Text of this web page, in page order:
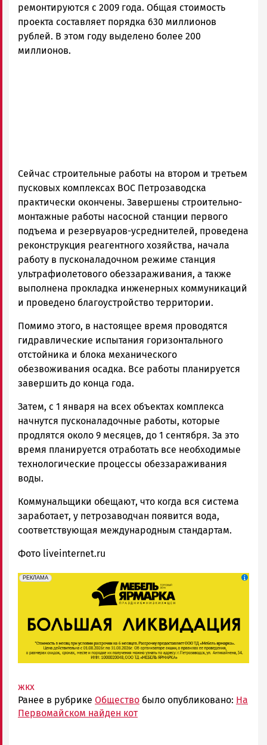
Карелии
|
Петрозаводск
ГОВОРИТ
ремонтируются с 2009 года. Общая стоимость
проекта составляет порядка 630 миллионов
рублей. В этом году выделено более 200
миллионов.
Сейчас строительные работы на втором и третьем
пусковых комплексах ВОС Петрозаводска
практически окончены. Завершены строительно-
монтажные работы насосной станции первого
подъема и резервуаров-усреднителей, проведена
реконструкция реагентного хозяйства, начала
работу в пусконаладочном режиме станция
ультрафиолетового обеззараживания, а также
выполнена прокладка инженерных коммуникаций
и проведено благоустройство территории.
Помимо этого, в настоящее время проводятся
гидравлические испытания горизонтального
отстойника и блока механического
обезвоживания осадка. Все работы планируется
завершить до конца года.
Затем, с 1 января на всех объектах комплекса
начнутся пусконаладочные работы, которые
продлятся около 9 месяцев, до 1 сентября. За это
время планируется отработать все необходимые
технологические процессы обеззараживания
воды.
Коммунальщики обещают, что когда вся система
заработает, у петрозаводчан появится вода,
соответствующая международным стандартам.
Фото liveinternet.ru
erid: 2SDnjeFymr3
РЕКЛАМА
Реклама
жкх
Ранее в рубрике Общество было опубликовано: На
Первомайском найден кот